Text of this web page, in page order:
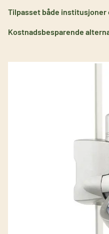
Tilpasset både institusjoner
Kostnadsbesparende